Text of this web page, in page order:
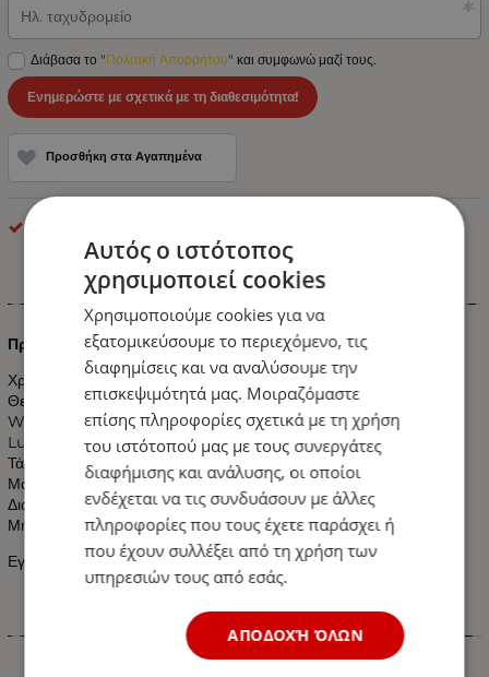
Ηλ. ταχυδρομείο
Διάβασα το "Πολιτική Απορρήτου" και συμφωνώ μαζί τους.
Ενημερώστε με σχετικά με τη διαθεσιμότητα!
Προσθήκη στα Αγαπημένα
Πληροφορίες
Προβολέας Μαύρος SMD 30 Watt 230 Volt Ψυχρό Λευκό
Χρώμα: Ψυχρό Λευκό
Θερμοκρασία Χρώματος: 6000k Λευκό
Watt: 30W
Lumen: 2550 LM
Τάση:230V ΑC
Μοίρες: 100°
Διαστάσεις:
Μήκος: 180mm - Πλάτος: 32mm - Ύψος: 130mm
Εγγύηση: 2 χρόνια
Χαρακτηριστικά
Αυτός ο ιστότοπος
χρησιμοποιεί cookies
Χρησιμοποιούμε cookies για να
εξατομικεύσουμε το περιεχόμενο, τις
διαφημίσεις και να αναλύσουμε την
επισκεψιμότητά μας. Μοιραζόμαστε
επίσης πληροφορίες σχετικά με τη χρήση
του ιστότοπού μας με τους συνεργάτες
διαφήμισης και ανάλυσης, οι οποίοι
ενδέχεται να τις συνδυάσουν με άλλες
πληροφορίες που τους έχετε παράσχει ή
που έχουν συλλέξει από τη χρήση των
υπηρεσιών τους από εσάς.
ΑΠΟΔΟΧΉ ΌΛΩΝ